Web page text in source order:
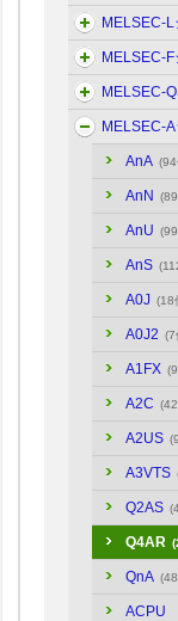
MELSEC-
MELSEC-
MELSEC-
MELSEC-
AnA
AnN
AnU
AnS
A0J (18
A0J2 (7
A1FX
A2C
A2US
A3VTS
Q2AS
Q4AR
QnA
ACPU